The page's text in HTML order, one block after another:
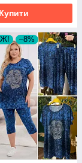
Купити
–8%